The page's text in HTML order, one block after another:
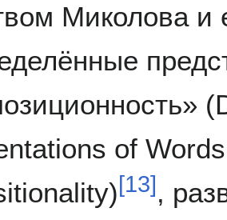
Миколова и
of
[13] ,